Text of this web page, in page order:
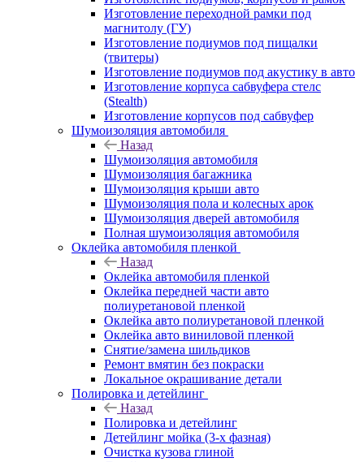
Изготовление переходной рамки под
магнитолу (ГУ)
Изготовление подиумов под пищалки
(твитеры)
Изготовление подиумов под акустику в авто
Изготовление корпуса сабвуфера стелс
(Stealth)
Изготовление корпусов под сабвуфер
Шумоизоляция автомобиля
Назад
Шумоизоляция автомобиля
Шумоизоляция багажника
Шумоизоляция крыши авто
Шумоизоляция пола и колесных арок
Шумоизоляция дверей автомобиля
Полная шумоизоляция автомобиля
Оклейка автомобиля пленкой
Назад
Оклейка автомобиля пленкой
Оклейка передней части авто
полиуретановой пленкой
Оклейка авто полиуретановой пленкой
Оклейка авто виниловой пленкой
Снятие/замена шильдиков
Ремонт вмятин без покраски
Локальное окрашивание детали
Полировка и детейлинг
Назад
Полировка и детейлинг
Детейлинг мойка (3-х фазная)
Очистка кузова глиной